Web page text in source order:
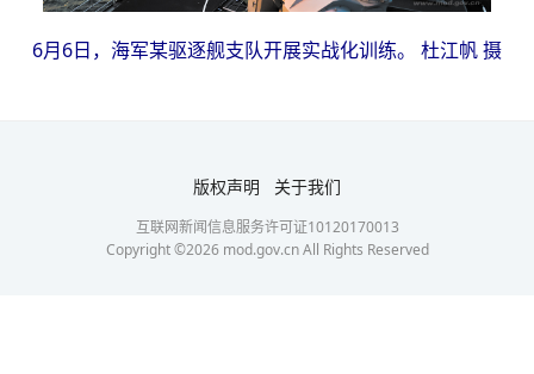
6月6日，海军某驱逐舰支队开展实战化训练。 杜江帆 摄
版权声明 关于我们
互联网新闻信息服务许可证10120170013
Copyright ©2026mod.gov.cn All Rights Reserved